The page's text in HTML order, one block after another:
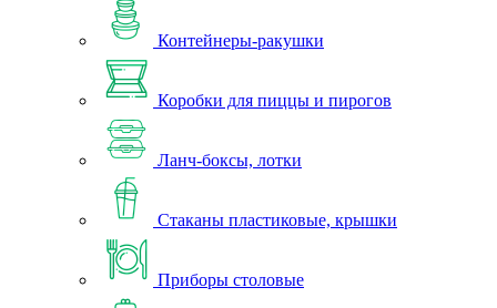
Контейнеры-ракушки
Коробки для пиццы и пирогов
Ланч-боксы, лотки
Стаканы пластиковые, крышки
Приборы столовые